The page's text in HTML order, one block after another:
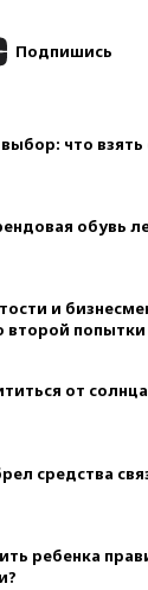
Подпишись
что взять
обувь
и
второй попытки
от
средства
ребенка